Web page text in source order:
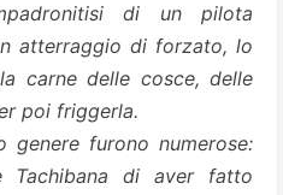
di un pilota
atterraggio di forzato, lo
carne delle cosce, delle
poi friggerla.
genere furono numerose:
Tachibana di aver fatto